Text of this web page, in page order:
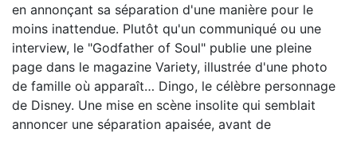
en annonçant sa séparation d'une manière pour le
moins inattendue. Plutôt qu'un communiqué ou une
interview, le "Godfather of Soul" publie une pleine
page dans le magazine Variety, illustrée d'une photo
de famille où apparaît… Dingo, le célèbre personnage
de Disney. Une mise en scène insolite qui semblait
annoncer une séparation apaisée, avant de